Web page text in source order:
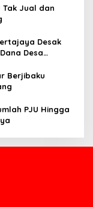
Tak Jual dan
Desak
Desa
Berjibaku
PJU Hingga